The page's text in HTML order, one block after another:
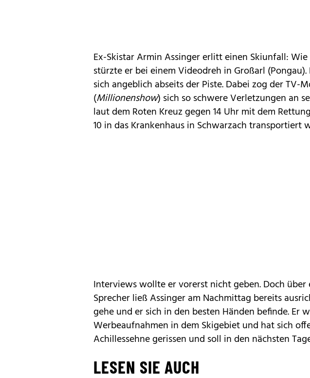
Ex-Skistar Armin Assinger erlitt einen Skiunfall:
stürzte er bei einem Videodreh in Großarl
sich angeblich abseits der Piste. Dabei zog der TV-
(Millionenshow) sich so schwere Verletzungen an
laut dem Roten Kreuz gegen 14 Uhr mit dem
10 in das Krankenhaus in Schwarzach transportiert
Interviews wollte er vorerst nicht geben. Doch über
Sprecher ließ Assinger am Nachmittag bereits
gehe und er sich in den besten Händen befinde. Er
Werbeaufnahmen in dem Skigebiet und hat sich
Achillessehne gerissen und soll in den nächsten
LESEN SIE AUCH